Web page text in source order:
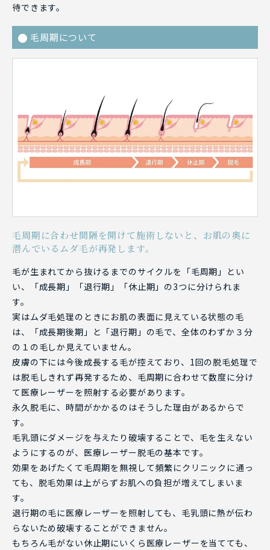
待できます。
毛周期について
毛周期に合わせ間隔を開けて施術しないと、お肌の奥に
潜んでいるムダ毛が再発します。
毛が生まれてから抜けるまでのサイクルを「毛周期」とい
い、「成長期」「退行期」「休止期」の3つに分けられま
す。
実はムダ毛処理のときにお肌の表面に見えている状態の毛
は、「成長期後期」と「退行期」の毛で、全体のわずか３分
の１の毛しか見えていません。
皮膚の下には今後成長する毛が控えており、1回の脱毛処理で
は脱毛しきれず再発するため、毛周期に合わせて数度に分け
て医療レーザーを照射する必要があります。
永久脱毛に、時間がかかるのはそうした理由があるからで
す。
毛乳頭にダメージを与えたり破壊することで、毛を生えない
ようにするのが、医療レーザー脱毛の基本です。
効果をあげたくて毛周期を無視して頻繁にクリニックに通っ
ても、脱毛効果は上がらずお肌への負担が増えてしまいま
す。
退行期の毛に医療レーザーを照射しても、毛乳頭に熱が伝わ
らないため破壊することができません。
もちろん毛がない休止期にいくら医療レーザーを当てても、